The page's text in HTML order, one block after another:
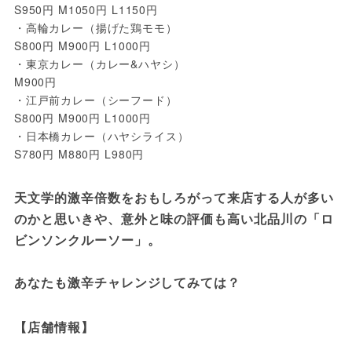
S950円 M1050円 L1150円
・高輪カレー（揚げた鶏モモ）
S800円 M900円 L1000円
・東京カレー（カレー&ハヤシ）
M900円
・江戸前カレー（シーフード）
S800円 M900円 L1000円
・日本橋カレー（ハヤシライス）
S780円 M880円 L980円
天文学的激辛倍数をおもしろがって来店する人が多い
のかと思いきや、意外と味の評価も高い北品川の「ロ
ビンソンクルーソー」。
あなたも激辛チャレンジしてみては？